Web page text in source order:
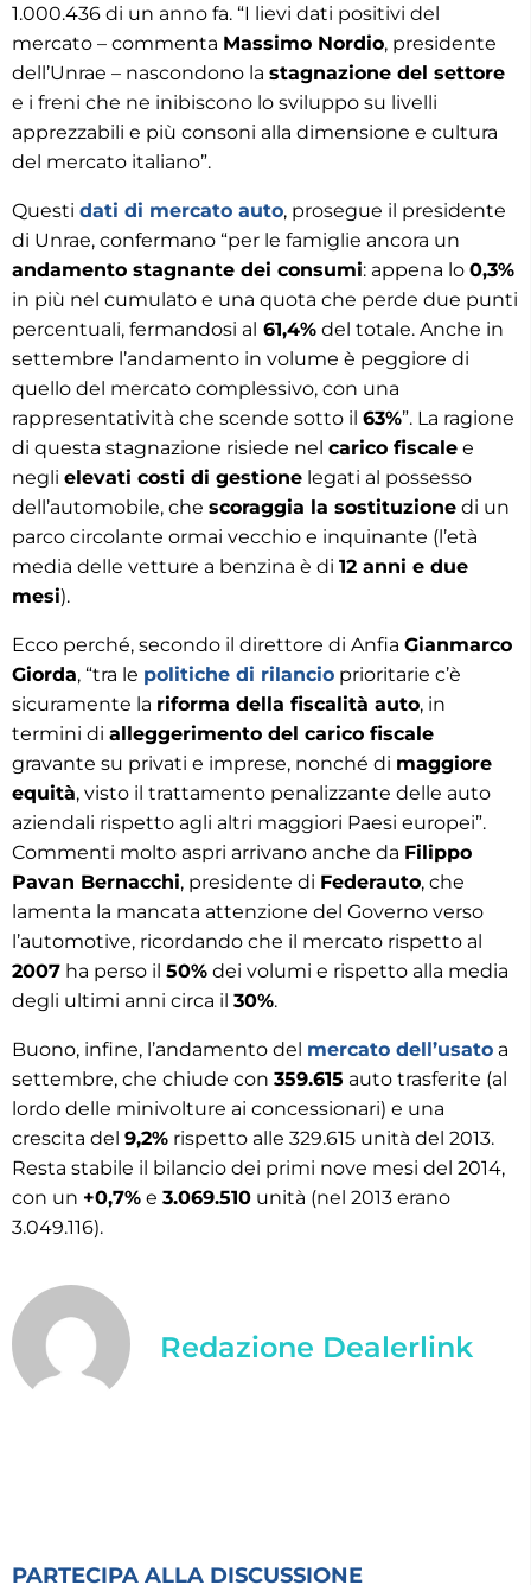
1.000.436 di un anno fa. “I lievi dati positivi del
mercato – commenta Massimo Nordio, presidente
dell’Unrae – nascondono la stagnazione del settore
e i freni che ne inibiscono lo sviluppo su livelli
apprezzabili e più consoni alla dimensione e cultura
del mercato italiano”.
Questi dati di mercato auto, prosegue il presidente
di Unrae, confermano “per le famiglie ancora un
andamento stagnante dei consumi: appena lo 0,3%
in più nel cumulato e una quota che perde due punti
percentuali, fermandosi al 61,4% del totale. Anche in
settembre l’andamento in volume è peggiore di
quello del mercato complessivo, con una
rappresentatività che scende sotto il 63%”. La ragione
di questa stagnazione risiede nel carico fiscale e
negli elevati costi di gestione legati al possesso
dell’automobile, che scoraggia la sostituzione di un
parco circolante ormai vecchio e inquinante (l’età
media delle vetture a benzina è di 12 anni e due
mesi).
Ecco perché, secondo il direttore di Anfia Gianmarco
Giorda, “tra le politiche di rilancio prioritarie c’è
sicuramente la riforma della fiscalità auto, in
termini di alleggerimento del carico fiscale
gravante su privati e imprese, nonché di maggiore
equità, visto il trattamento penalizzante delle auto
aziendali rispetto agli altri maggiori Paesi europei”.
Commenti molto aspri arrivano anche da Filippo
Pavan Bernacchi, presidente di Federauto, che
lamenta la mancata attenzione del Governo verso
l’automotive, ricordando che il mercato rispetto al
2007 ha perso il 50% dei volumi e rispetto alla media
degli ultimi anni circa il 30%.
Buono, infine, l’andamento del mercato dell’usato a
settembre, che chiude con 359.615 auto trasferite (al
lordo delle minivolture ai concessionari) e una
crescita del 9,2% rispetto alle 329.615 unità del 2013.
Resta stabile il bilancio dei primi nove mesi del 2014,
con un +0,7% e 3.069.510 unità (nel 2013 erano
3.049.116).
Redazione Dealerlink
PARTECIPA ALLA DISCUSSIONE